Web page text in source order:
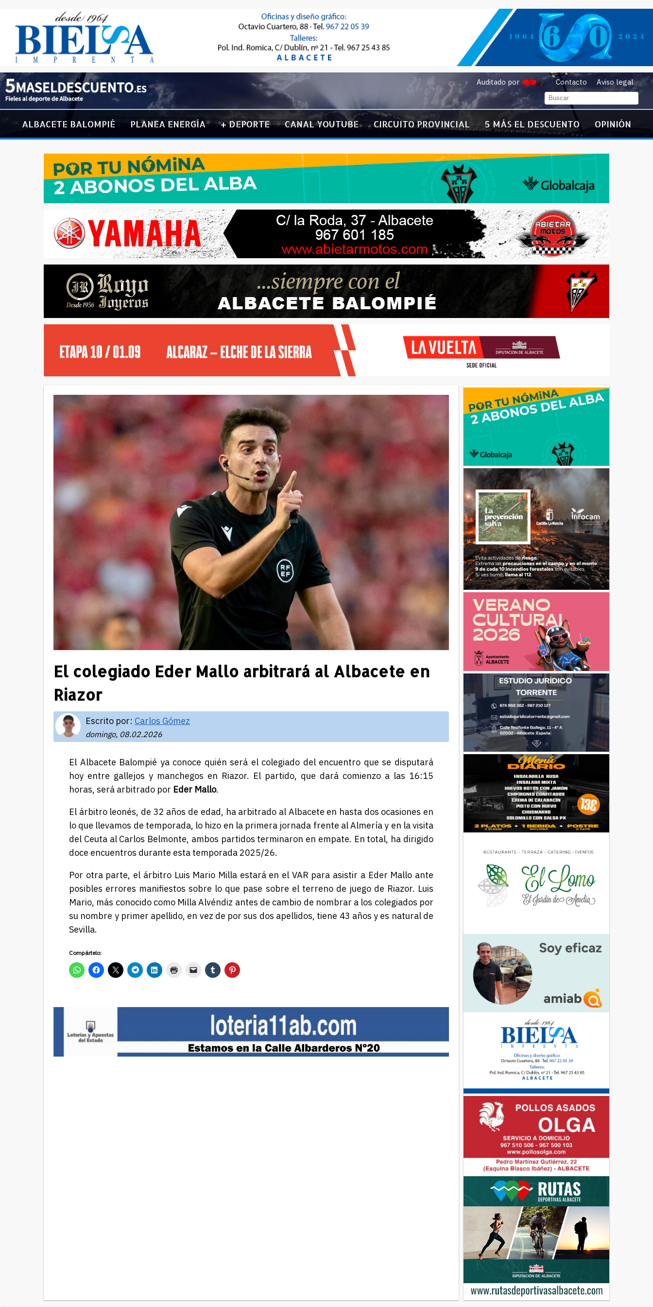
Auditado por Contacto Aviso legal
ALBACETE BALOMPIÉ PLANEA ENERGÍA + DEPORTE CANAL YOUTUBE CIRCUITO PROVINCIAL 5 MÁS EL DESCUENTO OPINIÓN
El colegiado Eder Mallo arbitrará al Albacete en
Riazor
Escrito por: Carlos Gómez
domingo, 08.02.2026
El Albacete Balompié ya conoce quién será el colegiado del encuentro que se disputará
hoy entre gallejos y manchegos en Riazor. El partido, que dará comienzo a las 16:15
horas, será arbitrado por Eder Mallo.
El árbitro leonés, de 32 años de edad, ha arbitrado al Albacete en hasta dos ocasiones en
lo que llevamos de temporada, lo hizo en la primera jornada frente al Almería y en la visita
del Ceuta al Carlos Belmonte, ambos partidos terminaron en empate. En total, ha dirigido
doce encuentros durante esta temporada 2025/26.
Por otra parte, el árbitro Luis Mario Milla estará en el VAR para asistir a Eder Mallo ante
posibles errores manifiestos sobre lo que pase sobre el terreno de juego de Riazor. Luis
Mario, más conocido como Milla Alvéndiz antes de cambio de nombrar a los colegiados por
su nombre y primer apellido, en vez de por sus dos apellidos, tiene 43 años y es natural de
Sevilla.
Compártelo: